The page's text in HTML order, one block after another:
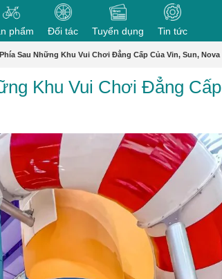
phẩm Đối tác Tuyển dụng Tin tức
Sau Những Khu Vui Chơi Đẳng Cấp Của Vin, Sun, Nova
Khu Vui Chơi Đẳng Cấp